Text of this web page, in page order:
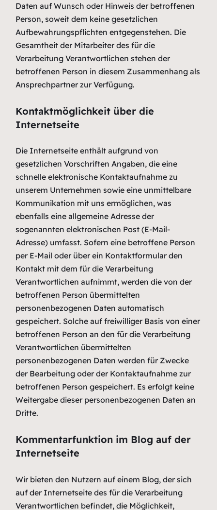
Daten auf Wunsch oder Hinweis der betroffenen
Person, soweit dem keine gesetzlichen
Aufbewahrungspflichten entgegenstehen. Die
Gesamtheit der Mitarbeiter des für die
Verarbeitung Verantwortlichen stehen der
betroffenen Person in diesem Zusammenhang als
Ansprechpartner zur Verfügung.
Kontaktmöglichkeit über die
Internetseite
Die Internetseite enthält aufgrund von
gesetzlichen Vorschriften Angaben, die eine
schnelle elektronische Kontaktaufnahme zu
unserem Unternehmen sowie eine unmittelbare
Kommunikation mit uns ermöglichen, was
ebenfalls eine allgemeine Adresse der
sogenannten elektronischen Post (E-Mail-
Adresse) umfasst. Sofern eine betroffene Person
per E-Mail oder über ein Kontaktformular den
Kontakt mit dem für die Verarbeitung
Verantwortlichen aufnimmt, werden die von der
betroffenen Person übermittelten
personenbezogenen Daten automatisch
gespeichert. Solche auf freiwilliger Basis von einer
betroffenen Person an den für die Verarbeitung
Verantwortlichen übermittelten
personenbezogenen Daten werden für Zwecke
der Bearbeitung oder der Kontaktaufnahme zur
betroffenen Person gespeichert. Es erfolgt keine
Weitergabe dieser personenbezogenen Daten an
Dritte.
Kommentarfunktion im Blog auf der
Internetseite
Wir bieten den Nutzern auf einem Blog, der sich
auf der Internetseite des für die Verarbeitung
Verantwortlichen befindet, die Möglichkeit,